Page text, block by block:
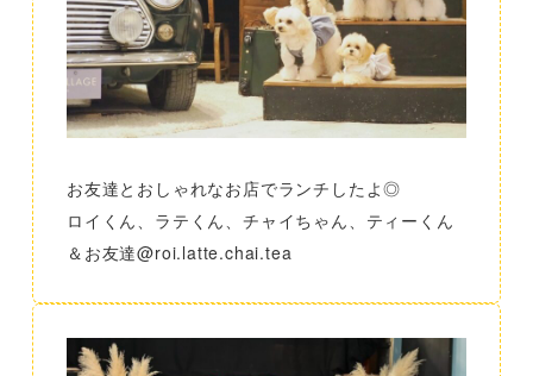
お友達とおしゃれなお店でランチしたよ◎
ロイくん、ラテくん、チャイちゃん、ティーくん
＆お友達@roi.latte.chai.tea